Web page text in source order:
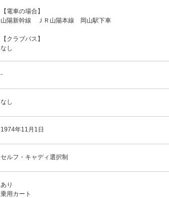
【電車の場合】
山陽新幹線 ＪＲ山陽本線 岡山駅下車
【クラブバス】
なし
-
なし
1974年11月1日
セルフ・キャディ選択制
あり
乗用カート